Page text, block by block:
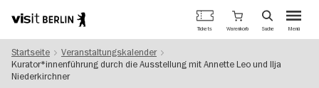
zum
Inhalt
Berlins
offizielles
Tourismusportal
Menü
Tickets Warenkorb Suche
Startseite
Veranstaltungskalender
Kurator*innenführung durch die Ausstellung mit Annette Leo und Ilja
Niederkirchner